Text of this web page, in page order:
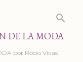
DE LA MODA
por Rocio Vivas